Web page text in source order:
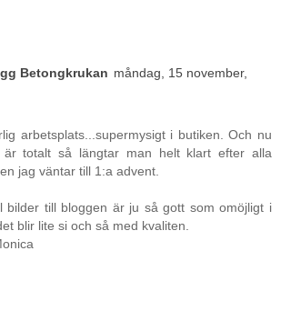
Betongkrukan måndag, 15 november,
arbetsplats...supermysigt i butiken. Och nu
är totalt så längtar man helt klart efter alla
jag väntar till 1:a advent.
bilder till bloggen är ju så gott som omöjligt i
blir lite si och så med kvaliten.